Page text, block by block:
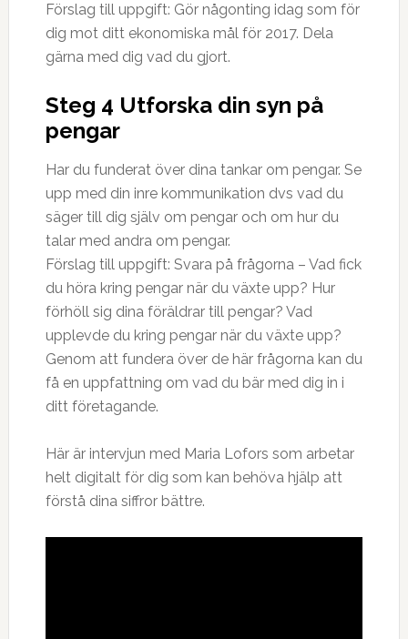
Förslag till uppgift: Gör någonting idag som för
dig mot ditt ekonomiska mål för 2017. Dela
gärna med dig vad du gjort.⠀
Steg 4 Utforska din syn på
pengar⠀
Har du funderat över dina tankar om pengar. Se
upp med din inre kommunikation dvs vad du
säger till dig själv om pengar och om hur du
talar med andra om pengar. ⠀
Förslag till uppgift: Svara på frågorna – Vad fick
du höra kring pengar när du växte upp? Hur
förhöll sig dina föräldrar till pengar? Vad
upplevde du kring pengar när du växte upp?
Genom att fundera över de här frågorna kan du
få en uppfattning om vad du bär med dig in i
ditt företagande. ⠀
Här är intervjun med Maria Lofors som arbetar
helt digitalt för dig som kan behöva hjälp att
förstå dina siffror bättre.